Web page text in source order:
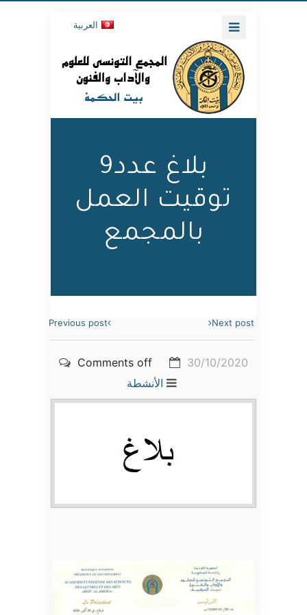
العربية
بلاغ عدد9
توقيت العمل
بالمجمع
Previous post Next post
30/10/2020
Comments off
الأنشطة